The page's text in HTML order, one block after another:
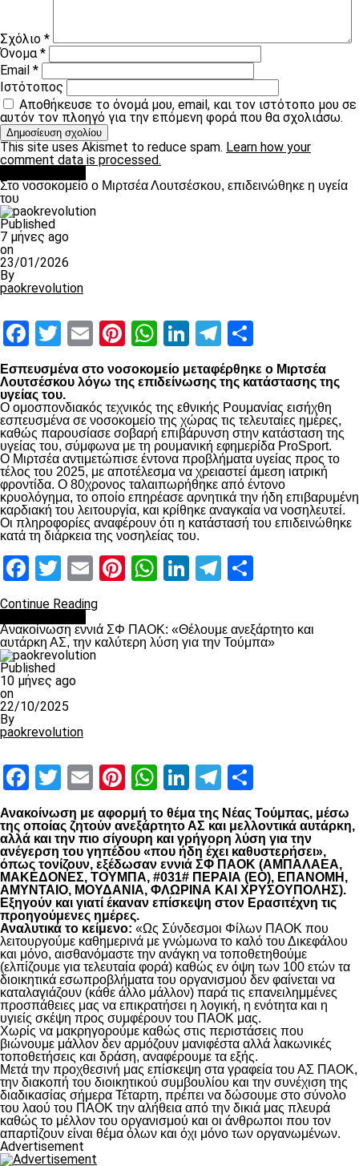
Σχόλιο *
Όνομα*
Email *
Ιστότοπος
Αποθήκευσε το όνομά μου, email, και τον ιστότοπο μου σε
αυτόν τον πλοηγό για την επόμενη φορά που θα σχολιάσω.
This site uses Akismet to reduce spam. Learn how your
comment data is processed.
Στο νοσοκομείο ο Μιρτσέα Λουτσέσκου, επιδεινώθηκε η υγεία
του
Published
7 μήνες ago
on
23/01/2026
By
paokrevolution
Facebook
Twitter
EmailPinterest
WhatsApp
LinkedIn
Telegram
Εσπευσμένα στο νοσοκομείο μεταφέρθηκε ο Μιρτσέα
Λουτσέσκου λόγω της επιδείνωσης της κατάστασης της
υγείας του.
Ο ομοσπονδιακός τεχνικός της εθνικής Ρουμανίας εισήχθη
εσπευσμένα σε νοσοκομείο της χώρας τις τελευταίες ημέρες,
καθώς παρουσίασε σοβαρή επιβάρυνση στην κατάσταση της
υγείας του, σύμφωνα με τη ρουμανική εφημερίδα ProSport.
Ο Μιρτσέα αντιμετώπισε έντονα προβλήματα υγείας προς το
τέλος του 2025, με αποτέλεσμα να χρειαστεί άμεση ιατρική
φροντίδα. Ο 80χρονος ταλαιπωρήθηκε από έντονο
κρυολόγημα, το οποίο επηρέασε αρνητικά την ήδη επιβαρυμένη
καρδιακή του λειτουργία, και κρίθηκε αναγκαία να νοσηλευτεί.
Οι πληροφορίες αναφέρουν ότι η κατάστασή του επιδεινώθηκε
κατά τη διάρκεια της νοσηλείας του.
Facebook
Twitter
EmailPinterest
WhatsApp
LinkedIn
Telegram
Continue Reading
Ανακοίνωση εννιά ΣΦ ΠΑΟΚ: «Θέλουμε ανεξάρτητο και
αυτάρκη ΑΣ, την καλύτερη λύση για την Τούμπα»
Published
10 μήνες ago
on
22/10/2025
By
paokrevolution
Facebook
Twitter
EmailPinterest
WhatsApp
LinkedIn
Telegram
Ανακοίνωση με αφορμή το θέμα της Νέας Τούμπας, μέσω
της οποίας ζητούν ανεξάρτητο ΑΣ και μελλοντικά αυτάρκη,
αλλά και την πιο σίγουρη και γρήγορη λύση για την
ανέγερση του γηπέδου «που ήδη έχει καθυστερήσει»,
όπως τονίζουν, εξέδωσαν εννιά ΣΦ ΠΑΟΚ (ΑΜΠΑΛΑΕΑ,
ΜΑΚΕΔΟΝΕΣ, ΤΟΥΜΠΑ, #031# ΠΕΡΑΙΑ (ΕΟ), ΕΠΑΝΟΜΗ,
ΑΜΥΝΤΑΙΟ, ΜΟΥΔΑΝΙΑ, ΦΛΩΡΙΝΑ ΚΑΙ ΧΡΥΣΟΥΠΟΛΗΣ).
Εξηγούν και γιατί έκαναν επίσκεψη στον Ερασιτέχνη τις
προηγούμενες ημέρες.
Αναλυτικά το κείμενο: «Ως Σύνδεσμοι Φίλων ΠΑΟΚ που
λειτουργούμε καθημερινά με γνώμωνα το καλό του Δικεφάλου
και μόνο, αισθανόμαστε την ανάγκη να τοποθετηθούμε
(ελπίζουμε για τελευταία φορά) καθώς εν όψη των 100 ετών τα
διοικητικά εσωπροβλήματα του οργανισμού δεν φαίνεται να
καταλαγιάζουν (κάθε άλλο μάλλον) παρά τις επανειλημμένες
προσπάθειες μας να επικρατήσει η λογική, η ενότητα και η
υγιείς σκέψη προς συμφέρουν του ΠΑΟΚ μας.
Χωρίς να μακρηγορούμε καθώς στις περιστάσεις που
βιώνουμε μάλλον δεν αρμόζουν μανιφέστα αλλά λακωνικές
τοποθετήσεις και δράση, αναφέρουμε τα εξής.
Μετά την προχθεσινή μας επίσκεψη στα γραφεία του ΑΣ ΠΑΟΚ,
την διακοπή του διοικητικού συμβουλίου και την συνέχιση της
διαδικασίας σήμερα Τέταρτη, πρέπει να δώσουμε στο σύνολο
του λαού του ΠΑΟΚ την αλήθεια από την δικιά μας πλευρά
καθώς το μέλλον του οργανισμού και οι άνθρωποι που τον
απαρτίζουν είναι θέμα όλων και όχι μόνο των οργανωμένων.
Advertisement